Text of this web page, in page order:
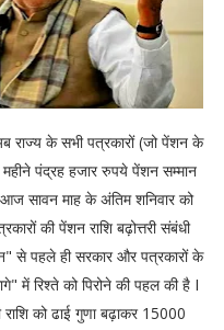
राज्य के सभी पत्रकारों (जो पेंशन के
महीने पंद्रह हजार रुपये पेंशन सम्मान
सावन माह के अंतिम शनिवार को
की पेंशन राशि बढ़ोत्तरी संबंधी
से पहले ही सरकार और पत्रकारों के
में रिश्ते को पिरोने की पहल की है I
को ढाई गुणा बढ़ाकर 15000